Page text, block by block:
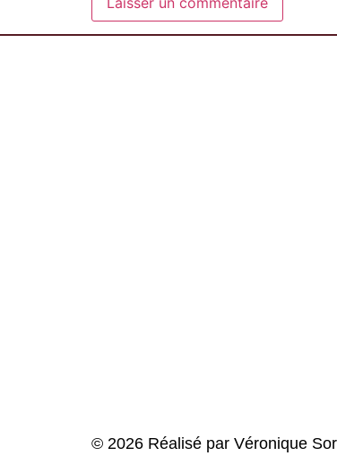
© 2026 Réalisé par Véronique